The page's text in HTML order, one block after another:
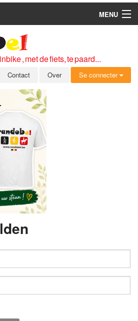
MENU
, met de fiets, te paard...
Contact Over Se connecter